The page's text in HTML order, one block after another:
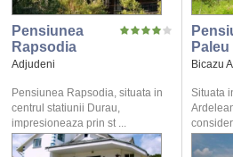
Pensiunea
Rapsodia
Adjudeni
Pensiunea Rapsodia, situata in
centrul statiunii Durau,
impresioneaza prin st ...
Paleu
Bicazu
Situata